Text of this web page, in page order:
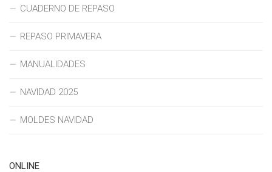
CUADERNO DE REPASO
REPASO PRIMAVERA
MANUALIDADES
NAVIDAD 2025
MOLDES NAVIDAD
ONLINE